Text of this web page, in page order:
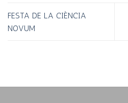
FESTA DE LA CIÈNCIA
NOVUM